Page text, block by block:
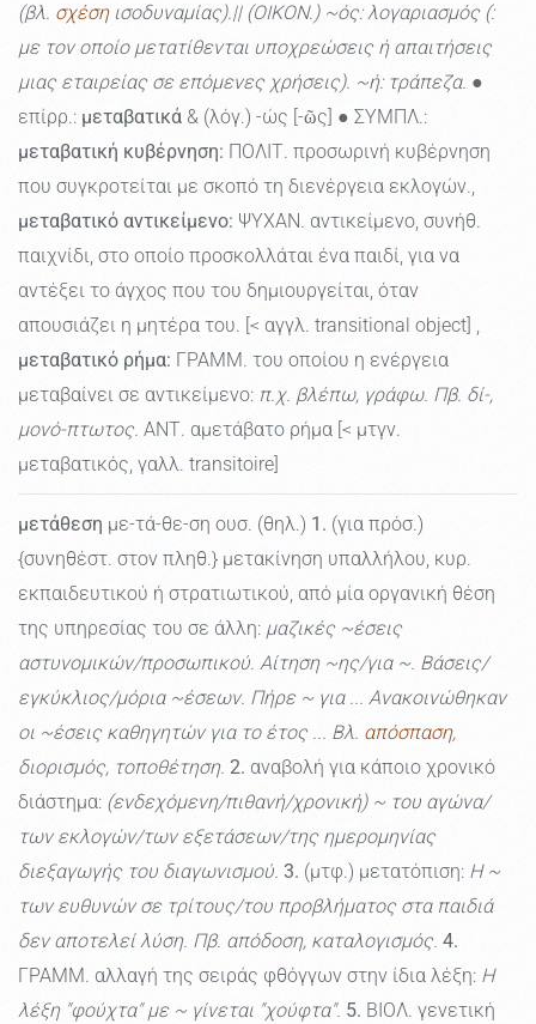
(βλ. σχέσηισοδυναμίας).|| (ΟΙΚΟΝ.) ~ός: λογαριασμός (:
με τον οποίο μετατίθενται υποχρεώσεις ή απαιτήσεις
μιας εταιρείας σε επόμενες χρήσεις). ~ή: τράπεζα. ●
επίρρ.: μεταβατικά & (λόγ.) -ώς [-ῶς] ● ΣΥΜΠΛ.:
μεταβατική κυβέρνηση: ΠΟΛΙΤ. προσωρινή κυβέρνηση
που συγκροτείται με σκοπό τη διενέργεια εκλογών.,
μεταβατικό αντικείμενο: ΨΥΧΑΝ. αντικείμενο, συνήθ.
παιχνίδι, στο οποίο προσκολλάται ένα παιδί, για να
αντέξει το άγχος που του δημιουργείται, όταν
απουσιάζει η μητέρα του. [< αγγλ. transitional object] ,
μεταβατικό ρήμα: ΓΡΑΜΜ. του οποίου η ενέργεια
μεταβαίνει σε αντικείμενο: π.χ. βλέπω, γράφω. Πβ. δί-,
μονό-πτωτος. ΑΝΤ. αμετάβατο ρήμα [< μτγν.
μεταβατικός, γαλλ. transitoire]
μετάθεση με-τά-θε-ση ουσ. (θηλ.) 1. (για πρόσ.)
{συνηθέστ. στον πληθ.} μετακίνηση υπαλλήλου, κυρ.
εκπαιδευτικού ή στρατιωτικού, από μία οργανική θέση
της υπηρεσίας του σε άλλη: μαζικές ~έσεις
αστυνομικών/προσωπικού. Αίτηση ~ης/για ~. Βάσεις/
εγκύκλιος/μόρια ~έσεων. Πήρε ~ για ... Ανακοινώθηκαν
οι ~έσεις καθηγητών για το έτος ... Βλ. απόσπαση,
διορισμός, τοποθέτηση. 2. αναβολή για κάποιο χρονικό
διάστημα: (ενδεχόμενη/πιθανή/χρονική) ~ του αγώνα/
των εκλογών/των εξετάσεων/της ημερομηνίας
διεξαγωγής του διαγωνισμού. 3. (μτφ.) μετατόπιση: Η ~
των ευθυνών σε τρίτους/του προβλήματος στα παιδιά
δεν αποτελεί λύση. Πβ. απόδοση, καταλογισμός. 4.
ΓΡΑΜΜ. αλλαγή της σειράς φθόγγων στην ίδια λέξη: Η
λέξη "φούχτα" με ~ γίνεται "χούφτα". 5. ΒΙΟΛ. γενετική